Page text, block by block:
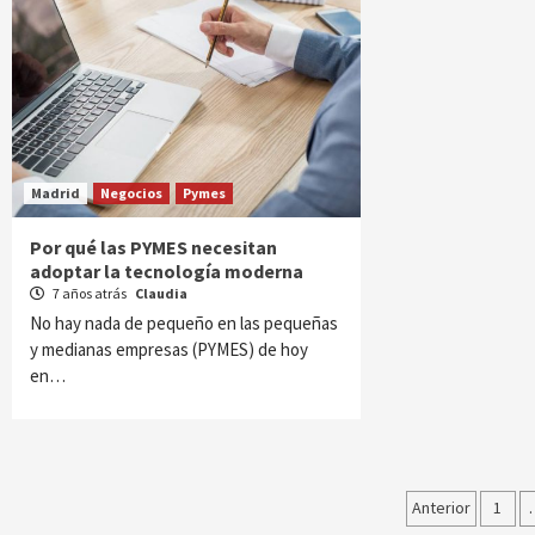
Madrid Negocios Pymes
Por qué las PYMES necesitan
adoptar la tecnología moderna
7 años atrás Claudia
No hay nada de pequeño en las pequeñas
y medianas empresas (PYMES) de hoy
en…
Anterior 1